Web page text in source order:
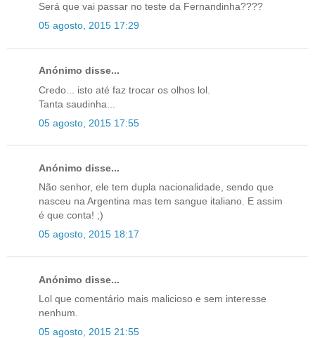
Será que vai passar no teste da Fernandinha????
05 agosto, 2015 17:29
Anónimo disse...
Credo... isto até faz trocar os olhos lol.
Tanta saudinha...
05 agosto, 2015 17:55
Anónimo disse...
Não senhor, ele tem dupla nacionalidade, sendo que
nasceu na Argentina mas tem sangue italiano. E assim
é que conta! ;)
05 agosto, 2015 18:17
Anónimo disse...
Lol que comentário mais malicioso e sem interesse
nenhum.
05 agosto, 2015 21:55